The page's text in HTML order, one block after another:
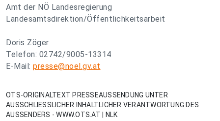
Amt der NÖ Landesregierung
Landesamtsdirektion/Öffentlichkeitsarbeit
Doris Zöger
Telefon: 02742/9005-13314
E-Mail: presse@noel.gv.at
OTS-ORIGINALTEXT PRESSEAUSSENDUNG UNTER
AUSSCHLIESSLICHER INHALTLICHER VERANTWORTUNG DES
AUSSENDERS - WWW.OTS.AT | NLK